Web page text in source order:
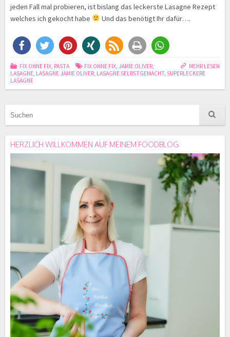
jeden Fall mal probieren, ist bislang das leckerste Lasagne Rezept
welches ich gekocht habe
Und das benötigt Ihr dafür….
MEHR LESEN
FIX OHNE FIX, PASTA FIX OHNE FIX, JAMIE OLIVER,
LASAGNE, LASAGNE JAMIE OLIVER, LASAGNE SELBSTGEMACHT, SUPERLECKERE
LASAGNE
HERZLICH WILLKOMMEN AUF MEINEM FOODBLOG